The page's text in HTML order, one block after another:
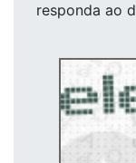
responda ao